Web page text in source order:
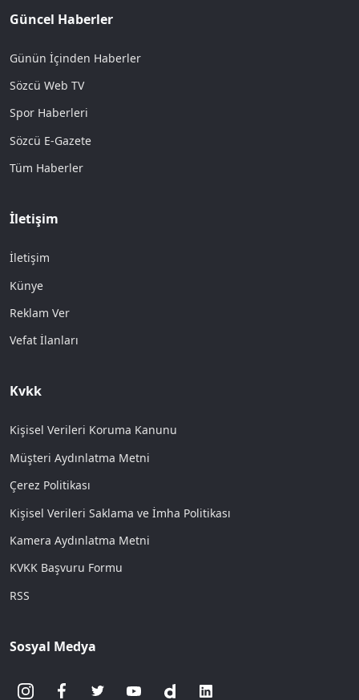
Güncel Haberler
Günün İçinden Haberler
Sözcü Web TV
Spor Haberleri
Sözcü E-Gazete
Tüm Haberler
İletişim
İletişim
Künye
Reklam Ver
Vefat İlanları
Kvkk
Kişisel Verileri Koruma Kanunu
Müşteri Aydınlatma Metni
Çerez Politikası
Kişisel Verileri Saklama ve İmha Politikası
Kamera Aydınlatma Metni
KVKK Başvuru Formu
RSS
Sosyal Medya